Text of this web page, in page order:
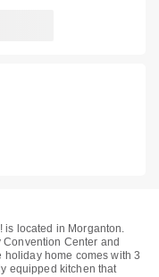
located in Morganton.
Convention Center and
holiday home comes with 3
equipped kitchen that